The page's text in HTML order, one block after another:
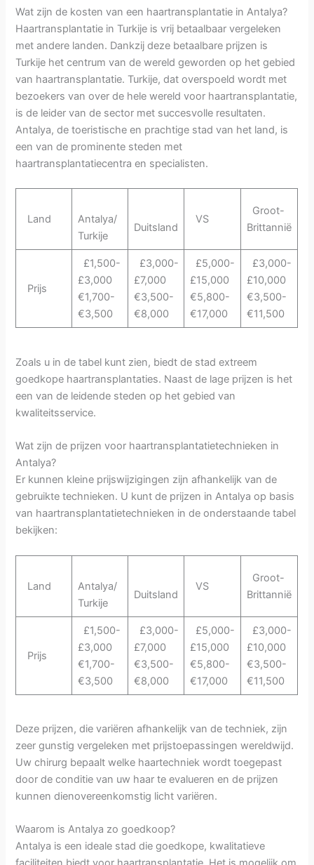
Wat zijn de kosten van een haartransplantatie in Antalya?
Haartransplantatie in Turkije is vrij betaalbaar vergeleken
met andere landen. Dankzij deze betaalbare prijzen is
Turkije het centrum van de wereld geworden op het gebied
van haartransplantatie. Turkije, dat overspoeld wordt met
bezoekers van over de hele wereld voor haartransplantatie,
is de leider van de sector met succesvolle resultaten.
Antalya, de toeristische en prachtige stad van het land, is
een van de prominente steden met
haartransplantatiecentra en specialisten.
Land
Antalya/
Turkije
Duitsland
VS
Groot-
Brittannië
Prijs
£1,500-
£3,000
€1,700-
€3,500
£3,000-
£7,000
€3,500-
€8,000
£5,000-
£15,000
€5,800-
€17,000
£3,000-
£10,000
€3,500-
€11,500
Zoals u in de tabel kunt zien, biedt de stad extreem
goedkope haartransplantaties. Naast de lage prijzen is het
een van de leidende steden op het gebied van
kwaliteitsservice.
Wat zijn de prijzen voor haartransplantatietechnieken in
Antalya?
Er kunnen kleine prijswijzigingen zijn afhankelijk van de
gebruikte technieken. U kunt de prijzen in Antalya op basis
van haartransplantatietechnieken in de onderstaande tabel
bekijken:
Land
Antalya/
Turkije
Duitsland
VS
Groot-
Brittannië
Prijs
£1,500-
£3,000
€1,700-
€3,500
£3,000-
£7,000
€3,500-
€8,000
£5,000-
£15,000
€5,800-
€17,000
£3,000-
£10,000
€3,500-
€11,500
Deze prijzen, die variëren afhankelijk van de techniek, zijn
zeer gunstig vergeleken met prijstoepassingen wereldwijd.
Uw chirurg bepaalt welke haartechniek wordt toegepast
door de conditie van uw haar te evalueren en de prijzen
kunnen dienovereenkomstig licht variëren.
Waarom is Antalya zo goedkoop?
Antalya is een ideale stad die goedkope, kwalitatieve